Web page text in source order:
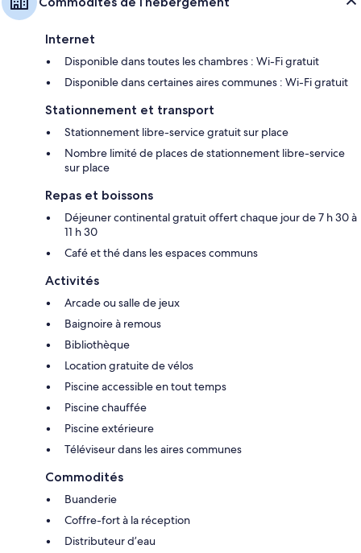
Internet
Disponible dans toutes les chambres : Wi-Fi gratuit
Disponible dans certaines aires communes : Wi-Fi gratuit
Stationnement et transport
Stationnement libre-service gratuit sur place
Nombre limité de places de stationnement libre-service
sur place
Repas et boissons
Déjeuner continental gratuit offert chaque jour de 7 h 30 à
11 h 30
Café et thé dans les espaces communs
Activités
Arcade ou salle de jeux
Baignoire à remous
Bibliothèque
Location gratuite de vélos
Piscine accessible en tout temps
Piscine chauffée
Piscine extérieure
Téléviseur dans les aires communes
Commodités
Buanderie
Coffre-fort à la réception
Distributeur d’eau